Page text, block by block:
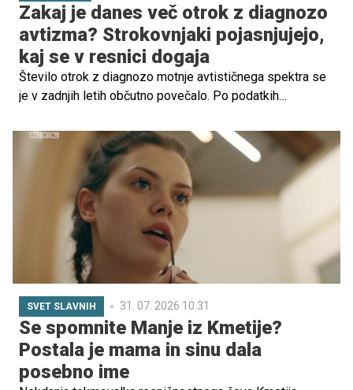
Zakaj je danes več otrok z diagnozo
avtizma? Strokovnjaki pojasnjujejo,
kaj se v resnici dogaja
Število otrok z diagnozo motnje avtističnega spektra se
je v zadnjih letih občutno povečalo. Po podatkih
(CDC) ima danes avtizem približno vsak 31. otrok. Ta
podatek pri številnih starših vzbuja skrb in odpira
vprašanja, ali avtizem postaja vse pogostejši ali pa ga
danes le bolje prepoznamo.
SVET SLAVNIH 31. 07. 2026 10.31
Se spomnite Manje iz Kmetije?
Postala je mama in sinu dala
posebno ime